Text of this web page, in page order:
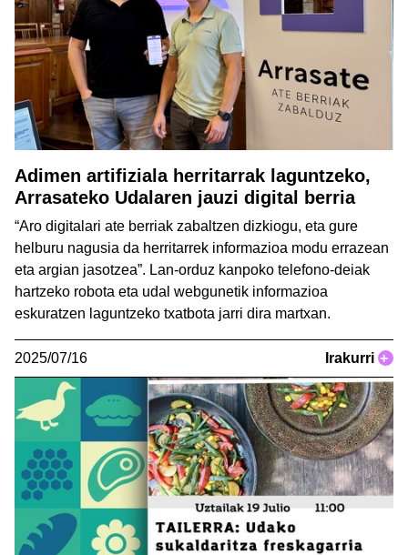
Adimen artifiziala herritarrak laguntzeko,
Arrasateko Udalaren jauzi digital berria
“Aro digitalari ate berriak zabaltzen dizkiogu, eta gure
helburu nagusia da herritarrek informazioa modu errazean
eta argian jasotzea”. Lan-orduz kanpoko telefono-deiak
hartzeko robota eta udal webgunetik informazioa
eskuratzen laguntzeko txatbota jarri dira martxan.
2025/07/16 Irakurri +